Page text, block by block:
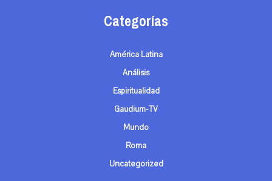
Categorías
América Latina
Análisis
Espiritualidad
Gaudium-TV
Mundo
Roma
Uncategorized